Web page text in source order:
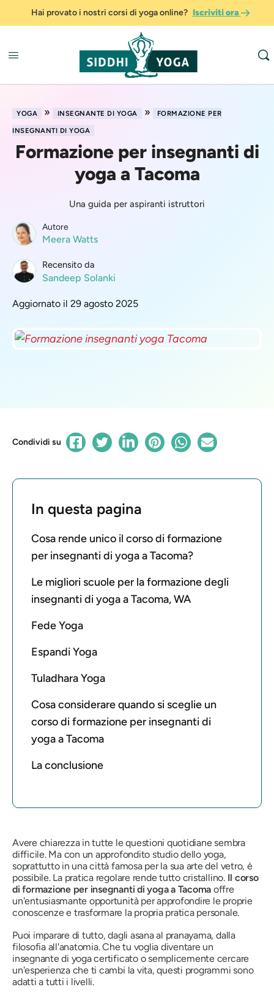
Hai provato i nostri corsi di yoga online? Iscriviti ora
YOGA » INSEGNANTE DI YOGA »
FORMAZIONE PER
INSEGNANTI DI YOGA
Formazione per insegnanti di
yoga a Tacoma
Una guida per aspiranti istruttori
Autore
Meera Watts
Recensito da
Sandeep Solanki
Aggiornato il 29 agosto 2025
Condividi su
In questa pagina
Cosa rende unico il corso di formazione
per insegnanti di yoga a Tacoma?
Le migliori scuole per la formazione degli
insegnanti di yoga a Tacoma, WA
Fede Yoga
Espandi Yoga
Tuladhara Yoga
Cosa considerare quando si sceglie un
corso di formazione per insegnanti di
yoga a Tacoma
La conclusione
Avere chiarezza in tutte le questioni quotidiane sembra
difficile. Ma con un approfondito studio dello yoga,
soprattutto in una città famosa per la sua arte del vetro, è
possibile. La pratica regolare rende tutto cristallino. Il corso
di formazione per insegnanti di yoga a Tacoma offre
un'entusiasmante opportunità per approfondire le proprie
conoscenze e trasformare la propria pratica personale.
Puoi imparare di tutto, dagli asana al pranayama, dalla
filosofia all'anatomia. Che tu voglia diventare un
insegnante di yoga certificato o semplicemente cercare
un'esperienza che ti cambi la vita, questi programmi sono
adatti a tutti i livelli.